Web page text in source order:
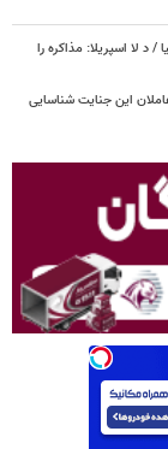
د لا اسپریلا: مذاکره را
این جنایت شناسایی